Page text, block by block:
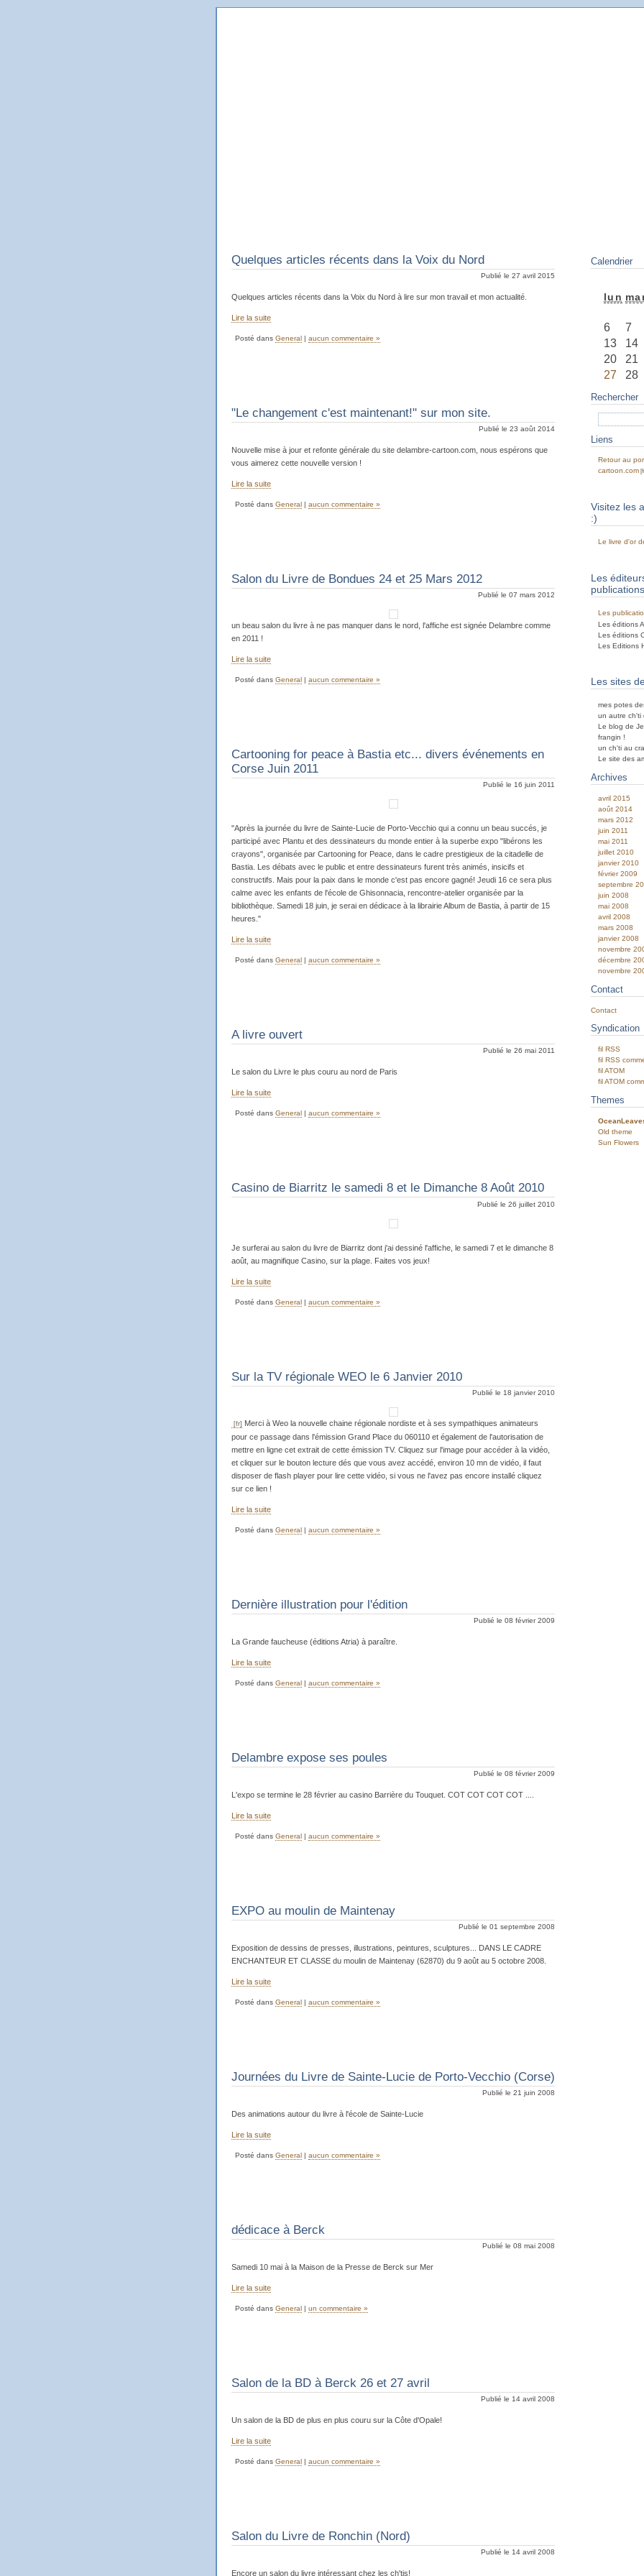
Quelques articles récents dans la Voix du Nord
Publié le 27 avril 2015
Quelques articles récents dans la Voix du Nord à lire sur mon travail et mon actualité.
Lire la suite
Posté dans General | aucun commentaire »
"Le changement c'est maintenant!" sur mon site.
Publié le 23 août 2014
Nouvelle mise à jour et refonte générale du site delambre-cartoon.com, nous espérons que
vous aimerez cette nouvelle version !
Lire la suite
Posté dans General | aucun commentaire »
Salon du Livre de Bondues 24 et 25 Mars 2012
Publié le 07 mars 2012
un beau salon du livre à ne pas manquer dans le nord, l'affiche est signée Delambre comme
en 2011 !
Lire la suite
Posté dans General | aucun commentaire »
Cartooning for peace à Bastia etc... divers événements en
Corse Juin 2011
Publié le 16 juin 2011
"Après la journée du livre de Sainte-Lucie de Porto-Vecchio qui a connu un beau succés, je
participé avec Plantu et des dessinateurs du monde entier à la superbe expo "libérons les
crayons", organisée par Cartooning for Peace, dans le cadre prestigieux de la citadelle de
Bastia. Les débats avec le public et entre dessinateurs furent très animés, insicifs et
constructifs. Mais pour la paix dans le monde c'est pas encore gagné! Jeudi 16 ce sera plus
calme avec les enfants de l'école de Ghisonnacia, rencontre-atelier organisée par la
bibliothèque. Samedi 18 juin, je serai en dédicace à la librairie Album de Bastia, à partir de 15
heures."
Lire la suite
Posté dans General | aucun commentaire »
A livre ouvert
Publié le 26 mai 2011
Le salon du Livre le plus couru au nord de Paris
Lire la suite
Posté dans General aucun commentaire »
Casino de Biarritz le samedi 8 et le Dimanche 8 Août 2010
Publié le 26 juillet 2010
Je surferai au salon du livre de Biarritz dont j'ai dessiné l'affiche, le samedi 7 et le dimanche 8
août, au magnifique Casino, sur la plage. Faites vos jeux!
Lire la suite
Posté dans General | aucun commentaire »
Sur la TV régionale WEO le 6 Janvier 2010
Publié le 18 janvier 2010
Merci à Weo la nouvelle chaine régionale nordiste et à ses sympathiques animateurs
pour ce passage dans l'émission Grand Place du 060110 et également de l'autorisation de
mettre en ligne cet extrait de cette émission TV. Cliquez sur l'image pour accéder à la vidéo,
et cliquer sur le bouton lecture dés que vous avez accédé, environ 10 mn de vidéo, il faut
disposer de flash player pour lire cette vidéo, si vous ne l'avez pas encore installé cliquez
sur ce lien !
Lire la suite
Posté dans General | aucun commentaire »
Dernière illustration pour l'édition
Publié le 08 février 2009
La Grande faucheuse (éditions Atria) à paraître.
Lire la suite
Posté dans General | aucun commentaire »
Delambre expose ses poules
Publié le 08 février 2009
L'expo se termine le 28 février au casino Barrière du Touquet. COT COT COT COT ....
Lire la suite
Posté dans General | aucun commentaire »
EXPO au moulin de Maintenay
Publié le 01 septembre 2008
Exposition de dessins de presses, illustrations, peintures, sculptures... DANS LE CADRE
ENCHANTEUR ET CLASSE du moulin de Maintenay (62870) du 9 août au 5 octobre 2008.
Lire la suite
Posté dans General | aucun commentaire »
Journées du Livre de Sainte-Lucie de Porto-Vecchio (Corse)
Publié le 21 juin 2008
Des animations autour du livre à l'école de Sainte-Lucie
Lire la suite
Posté dans General | aucun commentaire »
dédicace à Berck
Publié le 08 mai 2008
Samedi 10 mai à la Maison de la Presse de Berck sur Mer
Lire la suite
Posté dans General | un commentaire »
Salon de la BD à Berck 26 et 27 avril
Publié le 14 avril 2008
Un salon de la BD de plus en plus couru sur la Côte d'Opale!
Lire la suite
Posté dans General | aucun commentaire »
Salon du Livre de Ronchin (Nord)
Publié le 14 avril 2008
Encore un salon du livre intéressant chez les ch'tis!
Calendrier
lun
6
7
13
14
20
21
27
28
Rechercher
Liens
Retour au
cartoon.com
Visitez les
:)
Le livre d'or
Les
publications
Les
Les éditions
Les éditions
Les Editions
Les sites
mes potes
un autre ch'ti
Le blog de
frangin !
un ch'ti au
Le site des
Archives
avril 2015
août 2014
mars 2012
juin 2011
mai 2011
juillet 2010
janvier 2010
février 2009
septembre
juin 2008
mai 2008
avril 2008
mars 2008
janvier 2008
novembre
décembre
novembre
Contact
Contact
Syndication
fil RSS
fil RSS
fil ATOM
fil ATOM
Themes
Old theme
Sun Flowers